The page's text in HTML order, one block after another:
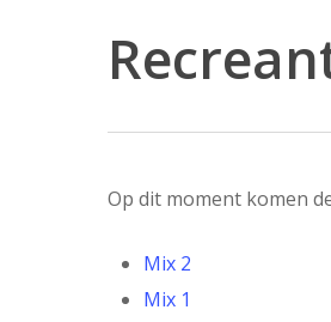
Op dit moment komen
Mix 2
Mix 1